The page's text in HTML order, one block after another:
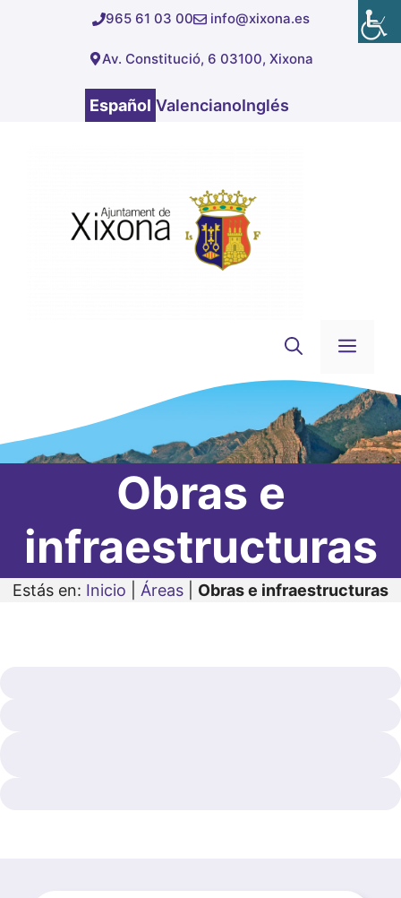
965 61 03 00 info@xixona.es
Av. Constitució, 6 03100, Xixona
Español ValencianoInglés
Obras e
infraestructuras
Estás en: Inicio Áreas Obras e infraestructuras